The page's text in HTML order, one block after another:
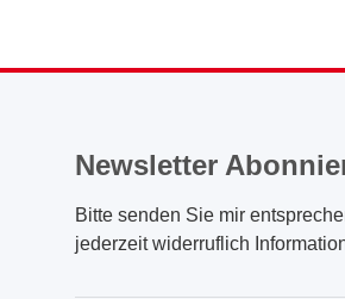
Newsletter
Bitte senden Sie mir
jederzeit widerruflich